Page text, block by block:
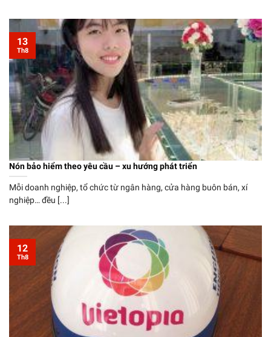
Nón bảo hiểm theo yêu cầu – xu hướng phát triển
Mỗi doanh nghiệp, tổ chức từ ngân hàng, cửa hàng buôn bán, xí
nghiệp… đều [...]
13
Th8
12
Th8